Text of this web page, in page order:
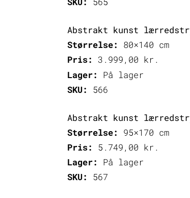
Abstrakt kunst
Størrelse:
80×140 cm
Pris:
3.999,00 kr.
Lager:
På lager
SKU:
566
Abstrakt kunst
Størrelse:
95×170 cm
Pris:
5.749,00 kr.
Lager:
På lager
SKU:
567